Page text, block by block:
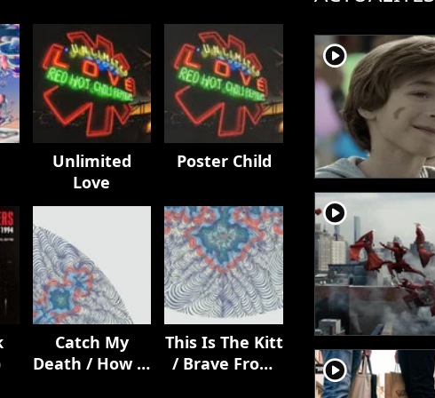
Unlimited
Love
Poster Child
Catch My
Death / How It
This Is The Kitt
/ Brave From
player2
player2
player2